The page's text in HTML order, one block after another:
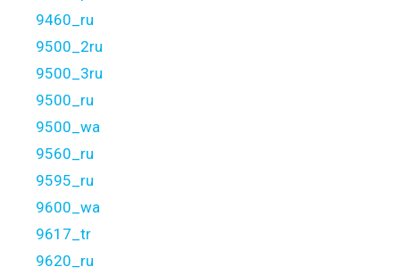
9460_ru
9500_2ru
9500_3ru
9500_ru
9500_wa
9560_ru
9595_ru
9600_wa
9617_tr
9620_ru